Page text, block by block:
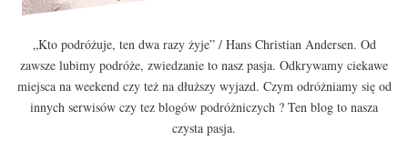
„Kto podróżuje, ten dwa razy żyje” / Hans Christian Andersen. Od
zawsze lubimy podróże, zwiedzanie to nasz pasja. Odkrywamy ciekawe
miejsca na weekend czy też na dłuższy wyjazd. Czym odróżniamy się od
innych serwisów czy tez blogów podróżniczych ? Ten blog to nasza
czysta pasja.